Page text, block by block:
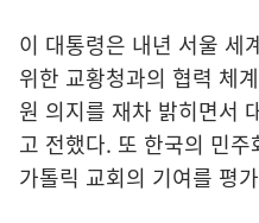
이 대통령은 내년 서울 세
위한 교황청과의 협력 체
원 의지를 재차 밝히면서
고 전했다. 또 한국의 민
가톨릭 교회의 기여를 평